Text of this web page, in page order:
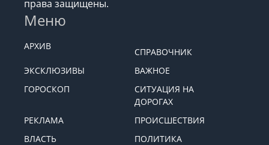
© 2008-2026 Новости Оренбурга Orenday. Все
права защищены.
Меню
АРХИВ
СПРАВОЧНИК
ЭКСКЛЮЗИВЫ
ВАЖНОЕ
ДОРОГАХ